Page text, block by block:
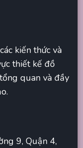
kiến thức và
thiết kế đồ
quan và đầy
9, Quận 4,